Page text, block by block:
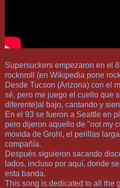
Supersuckers empezaron en el
rocknroll (en Wikipedia pone
Desde Tucson (Arizona) con el
sé, pero me juego el cuello que
diferente)al bajo, cantando y
En el 93 se fueron a Seattle en
pero dijeron aquello de "not my
movida de Grohl, el perillas
compañía.
Después siguieron sacando
lados, incluso por aquí, donde
esta banda.
This song is dedicated to all the